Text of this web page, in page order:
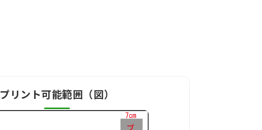
プリント可能範囲（図）